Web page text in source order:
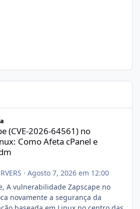
no CloudLinux: Como Afeta cPanel
(CVE-2026-64561) no
Como Afeta cPanel e
· Agosto 7, 2026 em 12:00
A vulnerabilidade Zapscape no
novamente a segurança da